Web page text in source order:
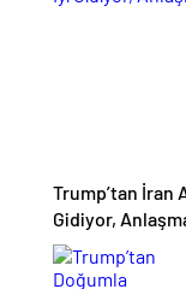
uyandırdı
Trump’tan İran
Gidiyor,